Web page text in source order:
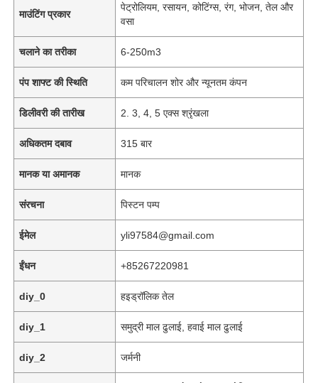
माउंटिंग प्रकार
पेट्रोलियम, रसायन, कोटिंग्स, रंग, भोजन, तेल और
वसा
चलाने का तरीका 6-250m3
पंप शाफ्ट की स्थिति कम परिचालन शोर और न्यूनतम कंपन
डिलीवरी की तारीख 2. 3, 4, 5 एक्स श्रृंखला
अधिकतम दबाव 315 बार
मानक या अमानक मानक
संरचना पिस्टन पम्प
ईमेल yli97584@gmail.com
ईंधन +85267220981
diy_0 हइड्रॉलिक तेल
diy_1 समुद्री माल ढुलाई, हवाई माल ढुलाई
diy_2 जर्मनी